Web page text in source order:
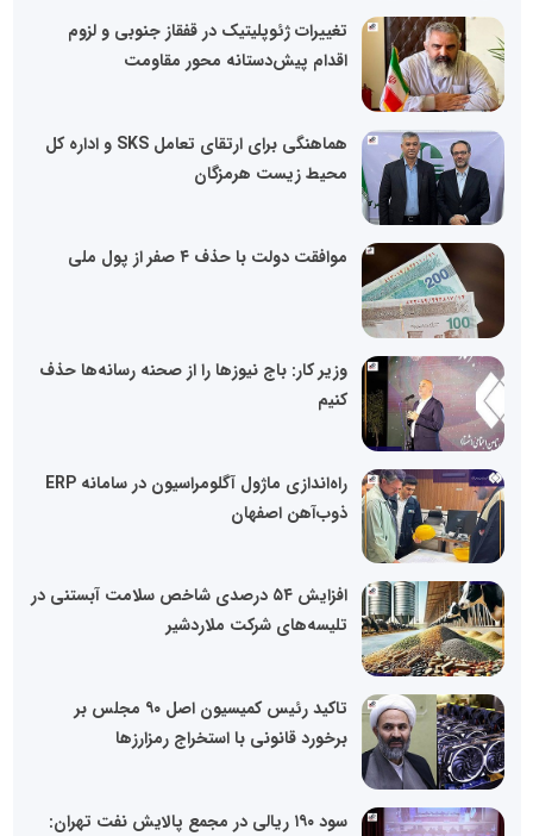
تغییرات ژئوپلیتیک در قفقاز جنوبی و لزوم
اقدام پیش‌دستانه محور مقاومت
هماهنگی برای ارتقای تعامل SKS و اداره کل
محیط زیست هرمزگان
موافقت دولت با حذف ۴ صفر از پول ملی
وزیر کار: باج نیوزها را از صحنه رسانه‌ها حذف
کنیم
راه‌اندازی ماژول آگلومراسیون در سامانه ERP
ذوب‌آهن اصفهان
افزایش ۵۴ درصدی شاخص سلامت آبستنی در
تلیسه‌‌های شرکت ملاردشیر
تاکید رئیس کمیسیون اصل ۹۰ مجلس بر
برخورد قانونی با استخراج رمزارزها
سود ۱۹۰ ریالی در مجمع پالایش نفت تهران: